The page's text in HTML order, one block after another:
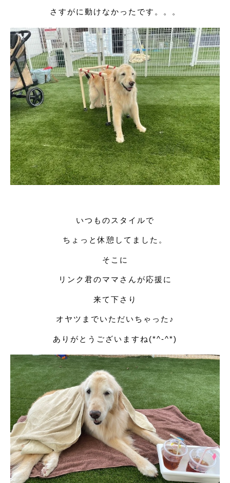
さすがに動けなかったです。。。
いつものスタイルで
ちょっと休憩してました。
そこに
リンク君のママさんが応援に
来て下さり
オヤツまでいただいちゃった♪
ありがとうございますね(*^-^*)